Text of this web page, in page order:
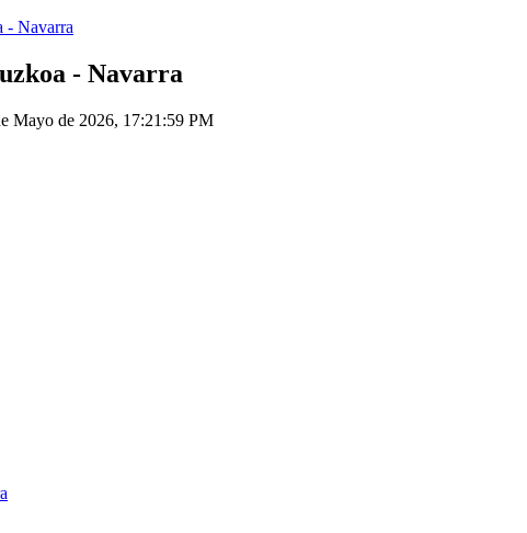
- Navarra
- Navarra
Mayo de 2026, 17:21:59 PM